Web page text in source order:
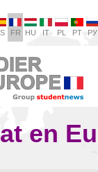
FR HU IT PL PT РУ
en